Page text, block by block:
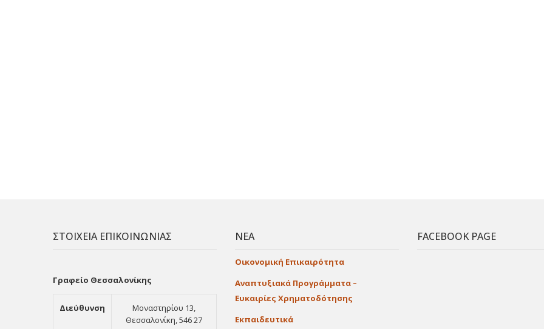
ΣΤΟΙΧΕΙΑ ΕΠΙΚΟΙΝΩΝΙΑΣ
Γραφείο Θεσσαλονίκης
Διεύθυνση
Μοναστηρίου 13,
Θεσσαλονίκη, 546 27
ΝΕΑ
Οικονομική Επικαιρότητα
Αναπτυξιακά Προγράμματα –
Ευκαιρίες Χρηματοδότησης
Εκπαιδευτικά
FACEBOOK PAGE